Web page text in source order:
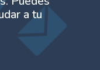
a tu